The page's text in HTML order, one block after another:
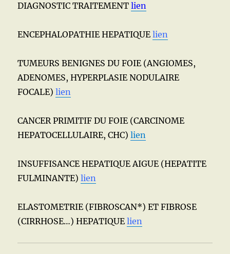
DIAGNOSTIC TRAITEMENTlien
ENCEPHALOPATHIE HEPATIQUElien
TUMEURS BENIGNES DU FOIE (ANGIOMES,
ADENOMES, HYPERPLASIE NODULAIRE
FOCALE)lien
CANCER PRIMITIF DU FOIE (CARCINOME
HEPATOCELLULAIRE, CHC)lien
INSUFFISANCE HEPATIQUE AIGUE (HEPATITE
FULMINANTE)lien
ELASTOMETRIE (FIBROSCAN*) ET FIBROSE
(CIRRHOSE…) HEPATIQUElien